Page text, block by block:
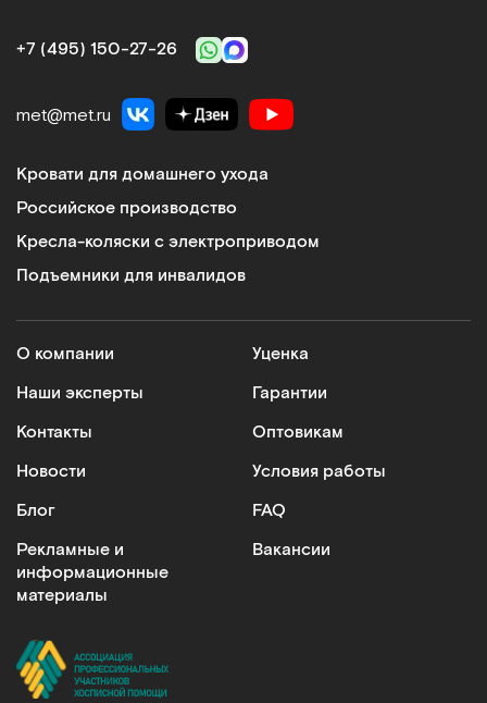
+7 (495) 150‑27‑26
met@met.ru
Кровати для домашнего ухода
Российское производство
Кресла-коляски с электроприводом
Подъемники для инвалидов
О компании
Наши эксперты
Контакты
Новости
Блог
Рекламные и
информационные
материалы
Уценка
Гарантии
Оптовикам
Условия работы
FAQ
Вакансии